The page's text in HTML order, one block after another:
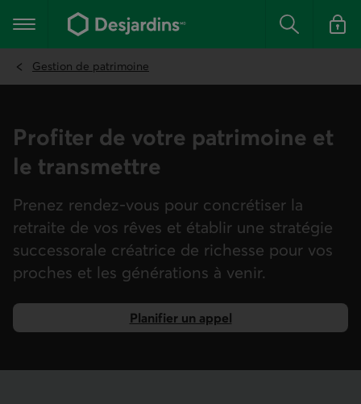
contenu
Menu principal Rechercher
Se
Gestion de patrimoine
Profiter de votre patrimoine et
le transmettre
Prenez rendez-vous pour concrétiser la
retraite de vos rêves et établir une stratégie
successorale créatrice de richesse pour vos
proches et les générations à venir.
Planifier un appel
pour prendre un rendez-vous.